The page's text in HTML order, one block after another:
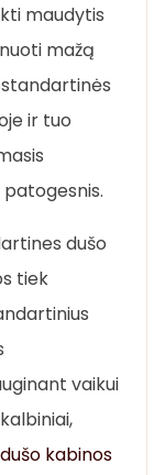
maudytis
mažą
ir tuo
dušo
tiek
vaikui
kabinos